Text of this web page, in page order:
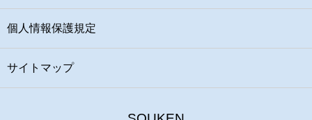
個人情報保護規定
サイトマップ